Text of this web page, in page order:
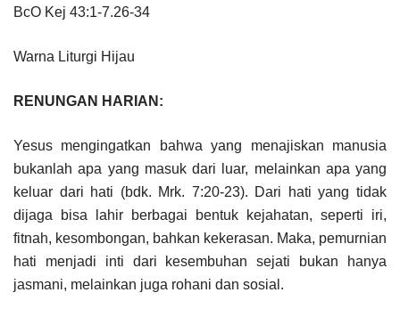
BcO Kej 43:1-7.26-34
Warna Liturgi Hijau
RENUNGAN HARIAN:
Yesus mengingatkan bahwa yang menajiskan manusia
bukanlah apa yang masuk dari luar, melainkan apa yang
keluar dari hati (bdk. Mrk. 7:20-23). Dari hati yang tidak
dijaga bisa lahir berbagai bentuk kejahatan, seperti iri,
fitnah, kesombongan, bahkan kekerasan. Maka, pemurnian
hati menjadi inti dari kesembuhan sejati bukan hanya
jasmani, melainkan juga rohani dan sosial.